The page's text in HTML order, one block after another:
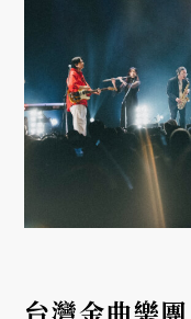
台灣金曲樂